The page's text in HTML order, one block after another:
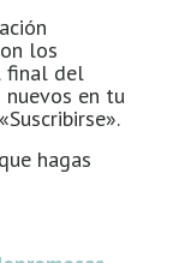
los
final del
nuevos en tu
hagas